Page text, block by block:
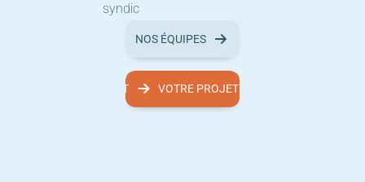
syndic
NOS ÉQUIPES
VOTRE PROJET VOTRE PROJET